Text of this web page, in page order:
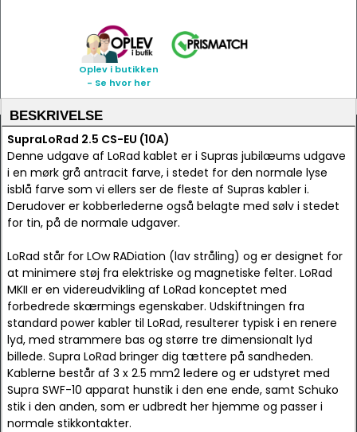
Oplev i butikken
- Se hvor her
BESKRIVELSE
SupraLoRad 2.5 CS-EU (10A)
Denne udgave af LoRad kablet er i Supras jubilæums udgave
i en mørk grå antracit farve, i stedet for den normale lyse
isblå farve som vi ellers ser de fleste af Supras kabler i.
Derudover er kobberlederne også belagte med sølv i stedet
for tin, på de normale udgaver.
LoRad står for LOw RADiation (lav stråling) og er designet for
at minimere støj fra elektriske og magnetiske felter. LoRad
MKII er en videreudvikling af LoRad konceptet med
forbedrede skærmings egenskaber. Udskiftningen fra
standard power kabler til LoRad, resulterer typisk i en renere
lyd, med strammere bas og større tre dimensionalt lyd
billede. Supra LoRad bringer dig tættere på sandheden.
Kablerne består af 3 x 2.5 mm2 ledere og er udstyret med
Supra SWF-10 apparat hunstik i den ene ende, samt Schuko
stik i den anden, som er udbredt her hjemme og passer i
normale stikkontakter.